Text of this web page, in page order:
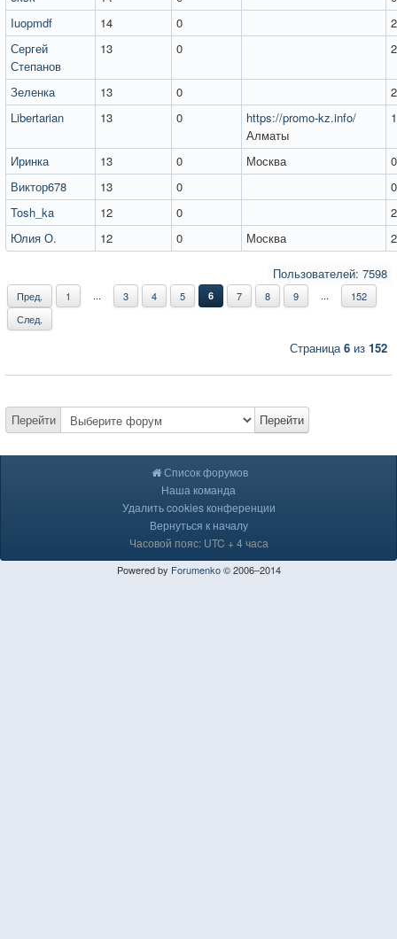
Iuopmdf
14 0
Сергей
Степанов
13 0
Зеленка 13 0
Libertarian
13 0
https://promo-kz.info/
Алматы
Иринка 13 0 Москва
Виктор678
13 0
Tosh_ka
12 0
Юлия О.
12 0 Москва
Пользователей: 7598
Пред. 1 ... 3 4 5 6 7 8 9 ...
152
След.
Страница6 из 152
Перейти Перейти
Список форумов
Наша команда
Удалить cookies конференции
Вернуться к началу
Часовой пояс: UTC + 4 часа
Powered by Forumenko© 2006–2014